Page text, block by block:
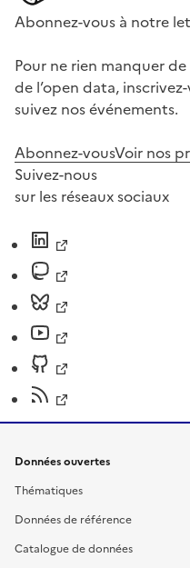
Abonnez-vous à notre
Pour ne rien manquer
de l’open data,
suivez nos événements.
Abonnez-vousVoir nos
Suivez-nous
sur les réseaux sociaux
Données ouvertes
Thématiques
Données de référence
Catalogue de données